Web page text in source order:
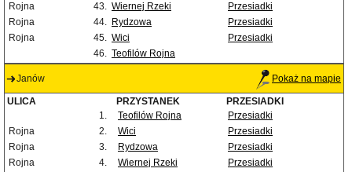
Rojna
43. Wiernej Rzeki
Przesiadki
Rojna
44. Rydzowa
Przesiadki
Rojna
45. Wici
Przesiadki
46. Teofilów Rojna
Janów Pokaż na mapie
ULICA PRZYSTANEK
PRZESIADKI
1.
Teofilów Rojna
Przesiadki
Rojna
2. Wici
Przesiadki
Rojna
3. Rydzowa
Przesiadki
Rojna
4. Wiernej Rzeki
Przesiadki